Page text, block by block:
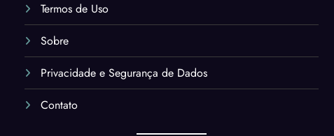
Termos de Uso
Sobre
Privacidade e Segurança de Dados
Contato